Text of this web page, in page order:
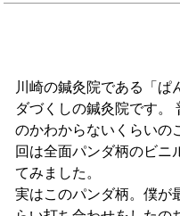
川崎の鍼灸院である「ぱ
ダづくしの鍼灸院です。
のかわからないくらいの
回は全面パンダ柄のビニ
てみました。
実はこのパンダ柄。僕が